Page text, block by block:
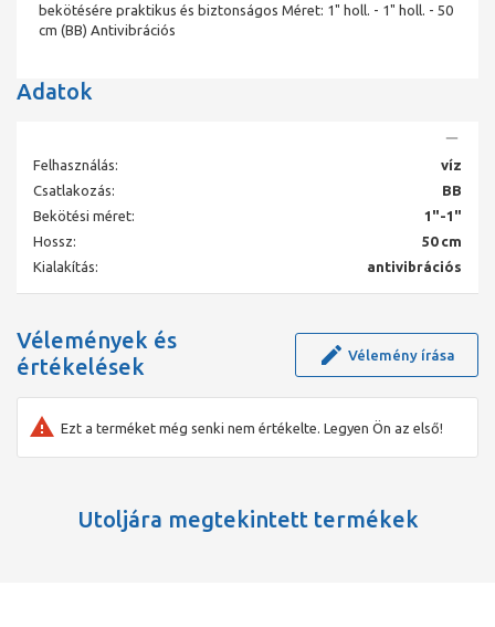
bekötésére praktikus és biztonságos Méret: 1" holl. - 1" holl. - 50
cm (BB) Antivibrációs
Adatok
Felhasználás:
víz
Csatlakozás:
BB
Bekötési méret:
1"-1"
Hossz:
50 cm
Kialakítás:
antivibrációs
Vélemények és
értékelések
Vélemény írása
Ezt a terméket még senki nem értékelte. Legyen Ön az első!
Utoljára megtekintett termékek